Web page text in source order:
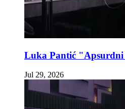
Luka Pantić
Jul 29, 2026